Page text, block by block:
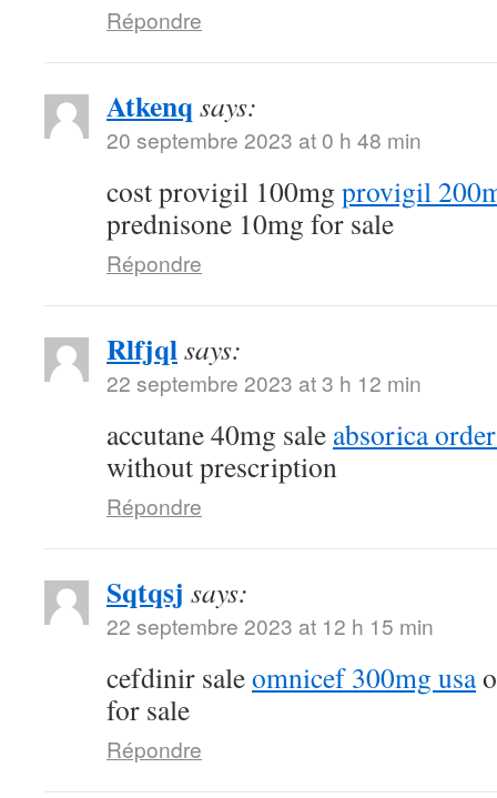
Répondre
Atkenq says:
20 septembre 2023 at 0 h 48 min
cost provigil 100mg provigil
prednisone 10mg for sale
Répondre
Rlfjqlsays:
22 septembre 2023 at 3 h 12 min
accutane 40mg sale absorica
without prescription
Répondre
Sqtqsj says:
22 septembre 2023 at 12 h 15 min
cefdinir saleomnicef 300mg usa
for sale
Répondre